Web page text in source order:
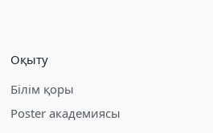
Оқыту
Білім қоры
Poster академиясы